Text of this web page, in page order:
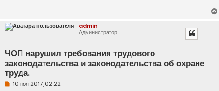
admin
Администратор
ЧОП нарушил требования трудового
законодательства и законодательства об охране
труда.
Н10 ноя 2017, 02:22